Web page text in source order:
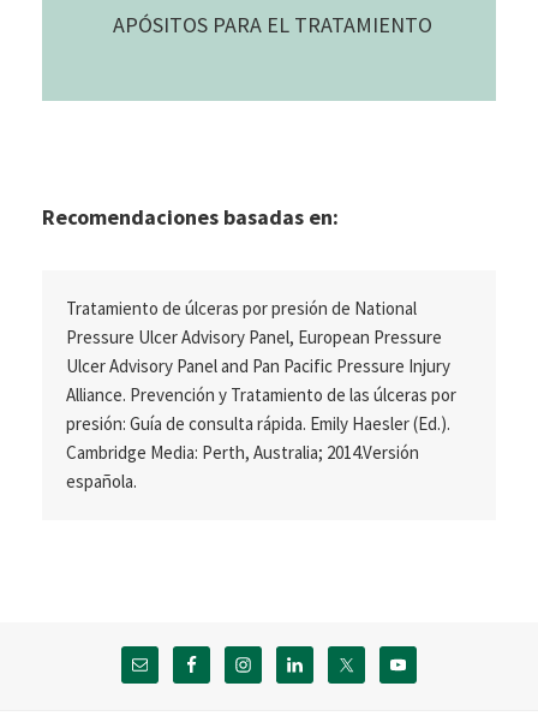
APÓSITOS PARA EL TRATAMIENTO
Recomendaciones basadas en:
Tratamiento de úlceras por presión de National
Pressure Ulcer Advisory Panel, European Pressure
Ulcer Advisory Panel and Pan Pacific Pressure Injury
Alliance. Prevención y Tratamiento de las úlceras por
presión: Guía de consulta rápida. Emily Haesler (Ed.).
Cambridge Media: Perth, Australia; 2014.Versión
española.